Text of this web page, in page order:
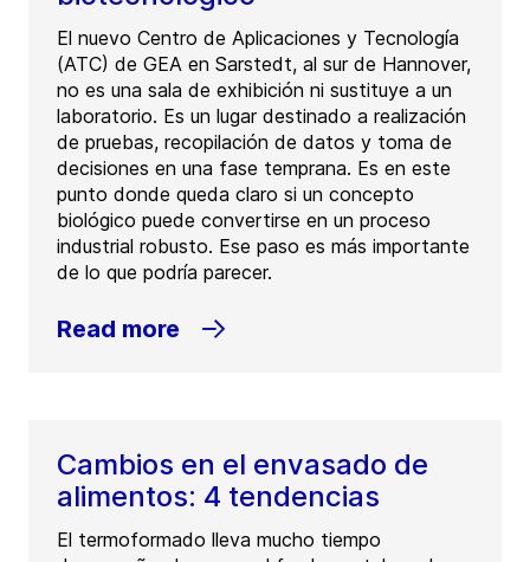
El nuevo Centro de Aplicaciones y Tecnología
(ATC) de GEA en Sarstedt, al sur de Hannover,
no es una sala de exhibición ni sustituye a un
laboratorio. Es un lugar destinado a realización
de pruebas, recopilación de datos y toma de
decisiones en una fase temprana. Es en este
punto donde queda claro si un concepto
biológico puede convertirse en un proceso
industrial robusto. Ese paso es más importante
de lo que podría parecer.
Read more
Cambios en el envasado de
alimentos: 4 tendencias
El termoformado lleva mucho tiempo